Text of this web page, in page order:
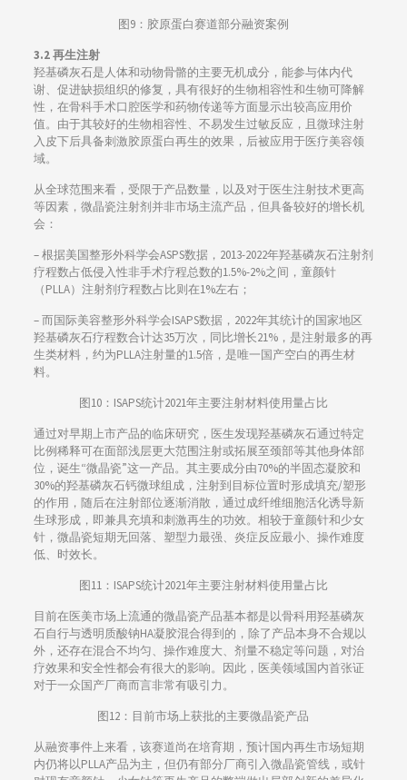
图9：胶原蛋白赛道部分融资案例
3.2 再生注射
羟基磷灰石是人体和动物骨骼的主要无机成分，能参与体内代
谢、促进缺损组织的修复，具有很好的生物相容性和生物可降解
性，在骨科手术口腔医学和药物传递等方面显示出较高应用价
值。由于其较好的生物相容性、不易发生过敏反应，且微球注射
入皮下后具备刺激胶原蛋白再生的效果，后被应用于医疗美容领
域。
从全球范围来看，受限于产品数量，以及对于医生注射技术更高
等因素，微晶瓷注射剂并非市场主流产品，但具备较好的增长机
会：
– 根据美国整形外科学会ASPS数据，2013-2022年羟基磷灰石注射剂
疗程数占低侵入性非手术疗程总数的1.5%-2%之间，童颜针
（PLLA）注射剂疗程数占比则在1%左右；
– 而国际美容整形外科学会ISAPS数据，2022年其统计的国家地区
羟基磷灰石疗程数合计达35万次，同比增长21%，是注射最多的再
生类材料，约为PLLA注射量的1.5倍，是唯一国产空白的再生材
料。
图10：ISAPS统计2021年主要注射材料使用量占比
通过对早期上市产品的临床研究，医生发现羟基磷灰石通过特定
比例稀释可在面部浅层更大范围注射或拓展至颈部等其他身体部
位，诞生“微晶瓷”这一产品。其主要成分由70%的半固态凝胶和
30%的羟基磷灰石钙微球组成，注射到目标位置时形成填充/塑形
的作用，随后在注射部位逐渐消散，通过成纤维细胞活化诱导新
生球形成，即兼具充填和刺激再生的功效。相较于童颜针和少女
针，微晶瓷短期无回落、塑型力最强、炎症反应最小、操作难度
低、时效长。
图11：ISAPS统计2021年主要注射材料使用量占比
目前在医美市场上流通的微晶瓷产品基本都是以骨科用羟基磷灰
石自行与透明质酸钠HA凝胶混合得到的，除了产品本身不合规以
外，还存在混合不均匀、操作难度大、剂量不稳定等问题，对治
疗效果和安全性都会有很大的影响。因此，医美领域国内首张证
对于一众国产厂商而言非常有吸引力。
图12：目前市场上获批的主要微晶瓷产品
从融资事件上来看，该赛道尚在培育期，预计国内再生市场短期
内仍将以PLLA产品为主，但仍有部分厂商引入微晶瓷管线，或针